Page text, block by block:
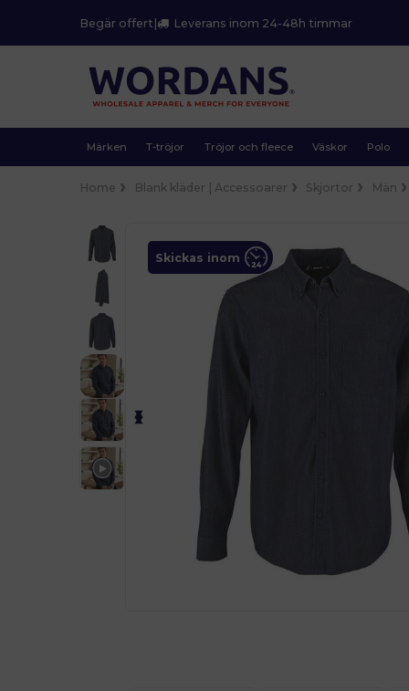
Begär offert | Leverans inom 24-48h timmar
Märken T-tröjor Tröjor och fleece Väskor Polo
Home Blank kläder | Accessoarer Skjortor Män
Skickas inom